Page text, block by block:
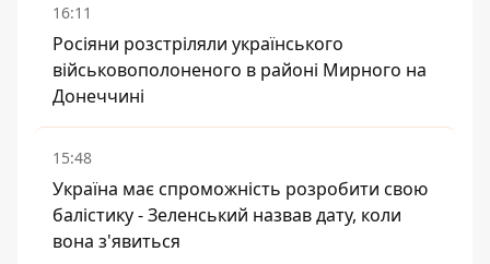
16:11
Росіяни розстріляли українського
військовополоненого в районі Мирного на
Донеччині
15:48
Україна має спроможність розробити свою
балістику - Зеленський назвав дату, коли
вона з'явиться